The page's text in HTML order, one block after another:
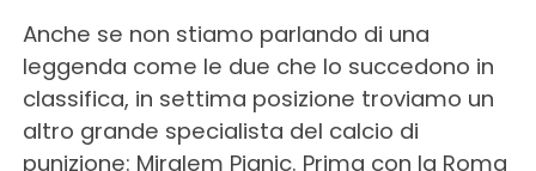
Anche se non stiamo parlando di una
leggenda come le due che lo succedono in
classifica, in settima posizione troviamo un
altro grande specialista del calcio di
punizione: Miralem Pjanic. Prima con la Roma